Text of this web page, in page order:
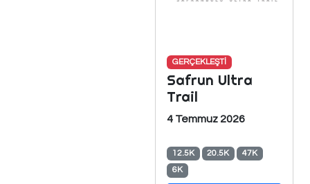
GERÇEKLEŞTİ
Safrun Ultra
Trail
4 Temmuz 2026
12.5K 20.5K
47K
6K